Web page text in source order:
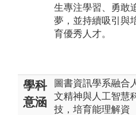
生專注學習、勇敢
夢，並持續吸引與
育優秀人才。
學科
意涵
圖書資訊學系融合
文精神與人工智慧
技，培育能理解資